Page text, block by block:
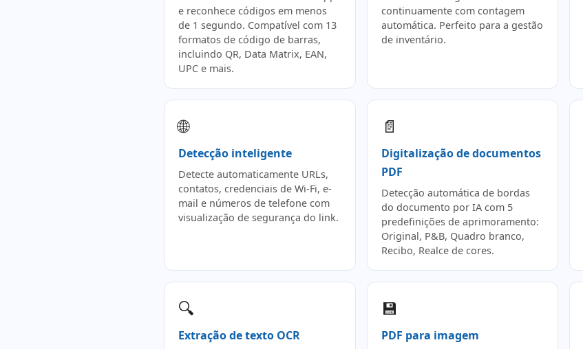
e reconhece códigos em menos
de 1 segundo. Compatível com 13
formatos de código de barras,
incluindo QR, Data Matrix, EAN,
UPC e mais.
continuamente com contagem
automática. Perfeito para a gestão
de inventário.
🌐
Detecção inteligente
Detecte automaticamente URLs,
contatos, credenciais de Wi-Fi, e-
mail e números de telefone com
visualização de segurança do link.
📄
Digitalização de documentos
PDF
Detecção automática de bordas
do documento por IA com 5
predefinições de aprimoramento:
Original, P&B, Quadro branco,
Recibo, Realce de cores.
🔍
Extração de texto OCR
💾
PDF para imagem